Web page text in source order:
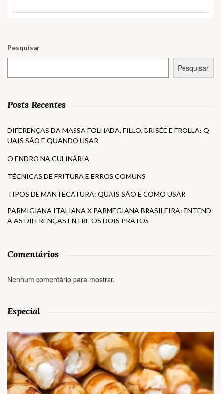
Pesquisar
Pesquisar
Posts Recentes
DIFERENÇAS DA MASSA FOLHADA, FILLO, BRISÉE E FROLLA: Q
UAIS SÃO E QUANDO USAR
O ENDRO NA CULINÁRIA
TÉCNICAS DE FRITURA E ERROS COMUNS
TIPOS DE MANTECATURA: QUAIS SÃO E COMO USAR
PARMIGIANA ITALIANA X PARMEGIANA BRASILEIRA: ENTEND
A AS DIFERENÇAS ENTRE OS DOIS PRATOS
Comentários
Nenhum comentário para mostrar.
Especial